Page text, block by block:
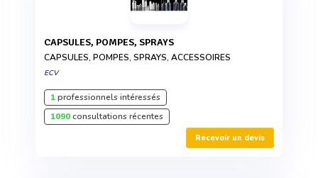
CAPSULES, POMPES, SPRAYS
CAPSULES, POMPES, SPRAYS, ACCESSOIRES
ECV
1professionnels intéressés
1090consultations récentes
Recevoir un devis